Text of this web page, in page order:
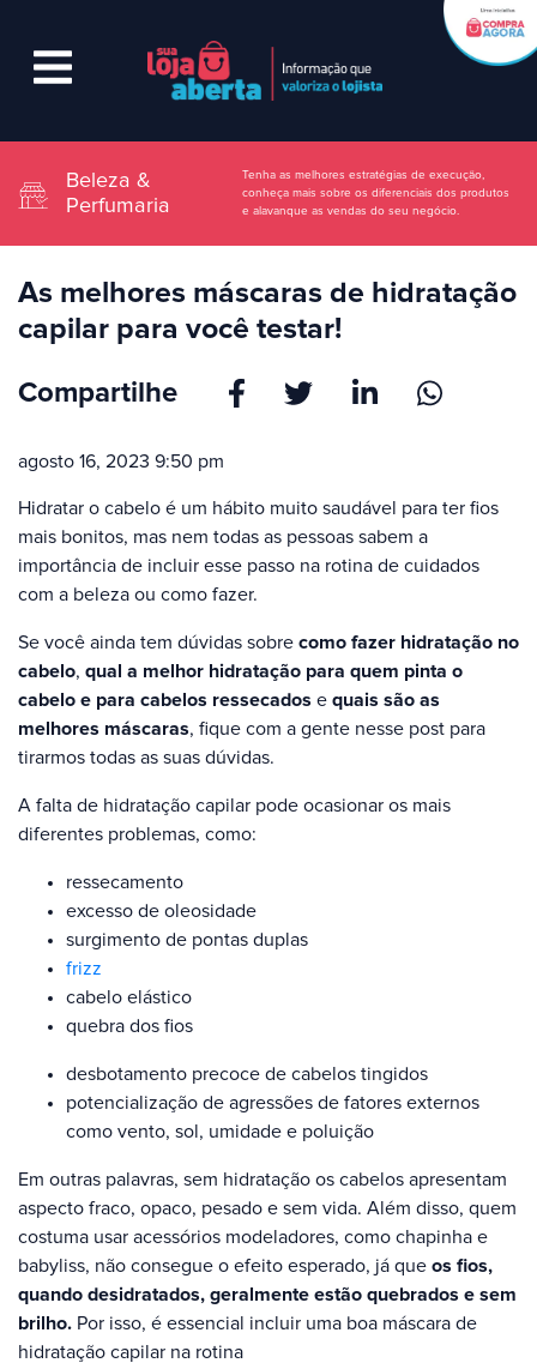
Beleza &
Perfumaria
Tenha as melhores estratégias de execução,
conheça mais sobre os diferenciais dos produtos
e alavanque as vendas do seu negócio.
As melhores máscaras de hidratação
capilar para você testar!
Compartilhe
agosto 16, 2023 9:50 pm
Hidratar o cabelo é um hábito muito saudável para ter fios
mais bonitos, mas nem todas as pessoas sabem a
importância de incluir esse passo na rotina de cuidados
com a beleza ou como fazer.
Se você ainda tem dúvidas sobre como fazer hidratação no
cabelo, qual a melhor hidratação para quem pinta o
cabelo e para cabelos ressecados e quais são as
melhores máscaras, fique com a gente nesse post para
tirarmos todas as suas dúvidas.
A falta de hidratação capilar pode ocasionar os mais
diferentes problemas, como:
ressecamento
excesso de oleosidade
surgimento de pontas duplas
frizz
cabelo elástico
quebra dos fios
desbotamento precoce de cabelos tingidos
potencialização de agressões de fatores externos
como vento, sol, umidade e poluição
Em outras palavras, sem hidratação os cabelos apresentam
aspecto fraco, opaco, pesado e sem vida. Além disso, quem
costuma usar acessórios modeladores, como chapinha e
babyliss, não consegue o efeito esperado, já que os fios,
quando desidratados, geralmente estão quebrados e sem
brilho. Por isso, é essencial incluir uma boa máscara de
hidratação capilar na rotina